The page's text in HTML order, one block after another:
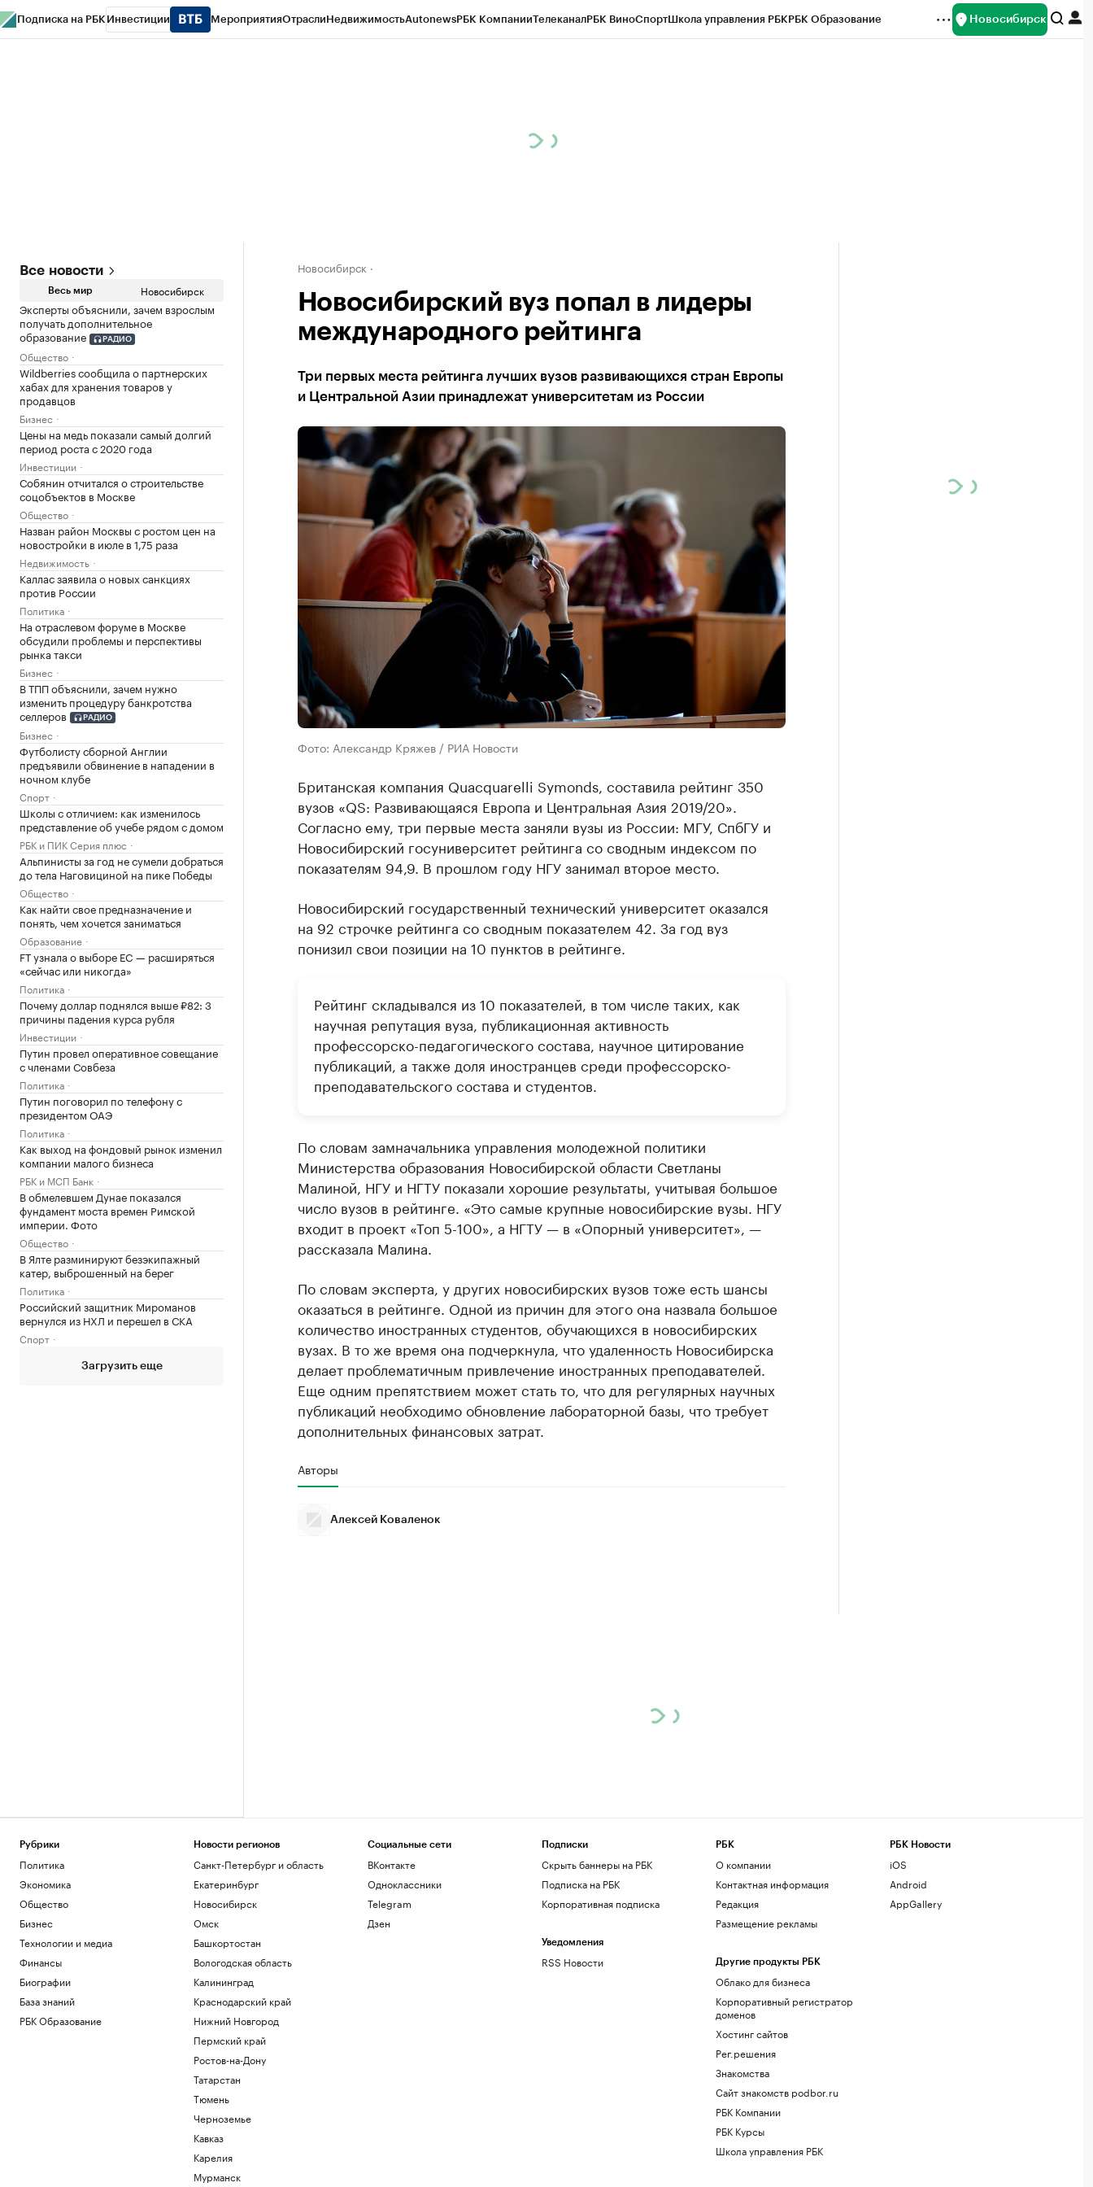
Подписка на РБК Инвестиции МероприятияОтраслиНедвижимостьAutonewsРБК КомпанииТелеканалРБК ВиноСпортШкола управления РБКРБК Образование Новосибирск
Все новости
Весь мир Новосибирск
Эксперты объяснили, зачем взрослым
получать дополнительное
образование
РАДИО
Общество
Wildberries сообщила о партнерских
хабах для хранения товаров у
продавцов
Бизнес
Цены на медь показали самый долгий
период роста с 2020 года
Инвестиции
Собянин отчитался о строительстве
соцобъектов в Москве
Общество
Назван район Москвы с ростом цен на
новостройки в июле в 1,75 раза
Недвижимость
Каллас заявила о новых санкциях
против России
Политика
На отраслевом форуме в Москве
обсудили проблемы и перспективы
рынка такси
Бизнес
В ТПП объяснили, зачем нужно
изменить процедуру банкротства
селлеров
РАДИО
Бизнес
Футболисту сборной Англии
предъявили обвинение в нападении в
ночном клубе
Спорт
Школы с отличием: как изменилось
представление об учебе рядом с домом
РБК и ПИК Серия плюс
Альпинисты за год не сумели добраться
до тела Наговициной на пике Победы
Общество
Как найти свое предназначение и
понять, чем хочется заниматься
Образование
FT узнала о выборе ЕС — расширяться
«сейчас или никогда»
Политика
Почему доллар поднялся выше ₽82: 3
причины падения курса рубля
Инвестиции
Путин провел оперативное совещание
с членами Совбеза
Политика
Путин поговорил по телефону с
президентом ОАЭ
Политика
Как выход на фондовый рынок изменил
компании малого бизнеса
РБК и МСП Банк
В обмелевшем Дунае показался
фундамент моста времен Римской
империи. Фото
Общество
В Ялте разминируют безэкипажный
катер, выброшенный на берег
Политика
Российский защитник Мироманов
вернулся из НХЛ и перешел в СКА
Спорт
Загрузить еще
Новосибирск
Новосибирский вуз попал в лидеры
международного рейтинга
Три первых места рейтинга лучших вузов развивающихся стран Европы
и Центральной Азии принадлежат университетам из России
Фото: Александр Кряжев / РИА Новости
Британская компания Quacquarelli Symonds, составила рейтинг 350
вузов «QS: Развивающаяся Европа и Центральная Азия 2019/20».
Согласно ему, три первые места заняли вузы из России: МГУ, СпбГУ и
Новосибирский госуниверситет рейтинга со сводным индексом по
показателям 94,9. В прошлом году НГУ занимал второе место.
Новосибирский государственный технический университет оказался
на 92 строчке рейтинга со сводным показателем 42. За год вуз
понизил свои позиции на 10 пунктов в рейтинге.
Рейтинг складывался из 10 показателей, в том числе таких, как
научная репутация вуза, публикационная активность
профессорско-педагогического состава, научное цитирование
публикаций, а также доля иностранцев среди профессорско-
преподавательского состава и студентов.
По словам замначальника управления молодежной политики
Министерства образования Новосибирской области Светланы
Малиной, НГУ и НГТУ показали хорошие результаты, учитывая большое
число вузов в рейтинге. «Это самые крупные новосибирские вузы. НГУ
входит в проект «Топ 5-100», а НГТУ — в «Опорный университет», —
рассказала Малина.
По словам эксперта, у других новосибирских вузов тоже есть шансы
оказаться в рейтинге. Одной из причин для этого она назвала большое
количество иностранных студентов, обучающихся в новосибирских
вузах. В то же время она подчеркнула, что удаленность Новосибирска
делает проблематичным привлечение иностранных преподавателей.
Еще одним препятствием может стать то, что для регулярных научных
публикаций необходимо обновление лабораторной базы, что требует
дополнительных финансовых затрат.
Авторы
Алексей Коваленок
Рубрики
Политика
Экономика
Общество
Бизнес
Технологии и медиа
Финансы
Биографии
База знаний
РБК Образование
Новости регионов
Санкт-Петербург и область
Екатеринбург
Новосибирск
Омск
Башкортостан
Вологодская область
Калининград
Краснодарский край
Нижний Новгород
Пермский край
Ростов-на-Дону
Татарстан
Тюмень
Черноземье
Кавказ
Карелия
Мурманск
Социальные сети
ВКонтакте
Одноклассники
Telegram
Дзен
Подписки
Скрыть баннеры на РБК
Подписка на РБК
Корпоративная подписка
Уведомления
RSS Новости
РБК
О компании
Контактная информация
Редакция
Размещение рекламы
Другие продукты РБК
Облако для бизнеса
Корпоративный регистратор
доменов
Хостинг сайтов
Рег.решения
Знакомства
Сайт знакомств podbor.ru
РБК Компании
РБК Курсы
Школа управления РБК
РБК Новости
iOS
Android
AppGallery